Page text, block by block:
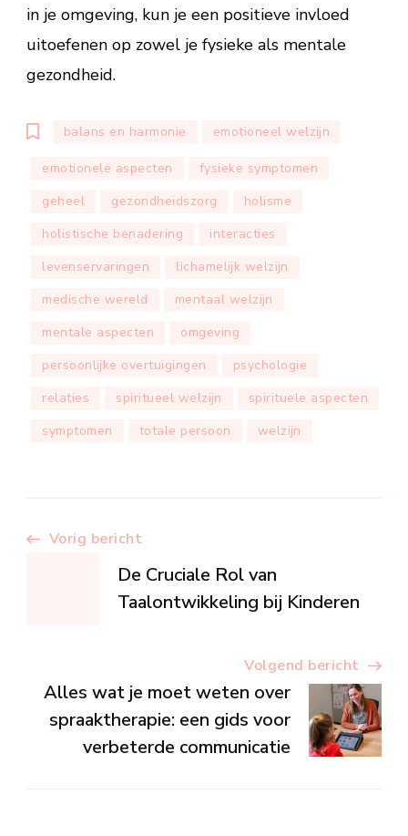
in je omgeving, kun je een positieve invloed
uitoefenen op zowel je fysieke als mentale
gezondheid.
balans en harmonie emotioneel welzijn
emotionele aspecten
fysieke symptomen
geheel
gezondheidszorg
holisme
holistische benadering
interacties
levenservaringen
lichamelijk welzijn
medische wereld
mentaal welzijn
mentale aspecten
omgeving
persoonlijke overtuigingen
psychologie
relaties
spiritueel welzijn
spirituele aspecten
symptomen
totale persoon welzijn
Berichtnavigatie
Vorig bericht
De Cruciale Rol van
Taalontwikkeling bij Kinderen
Volgend bericht
Alles wat je moet weten over
spraaktherapie: een gids voor
verbeterde communicatie